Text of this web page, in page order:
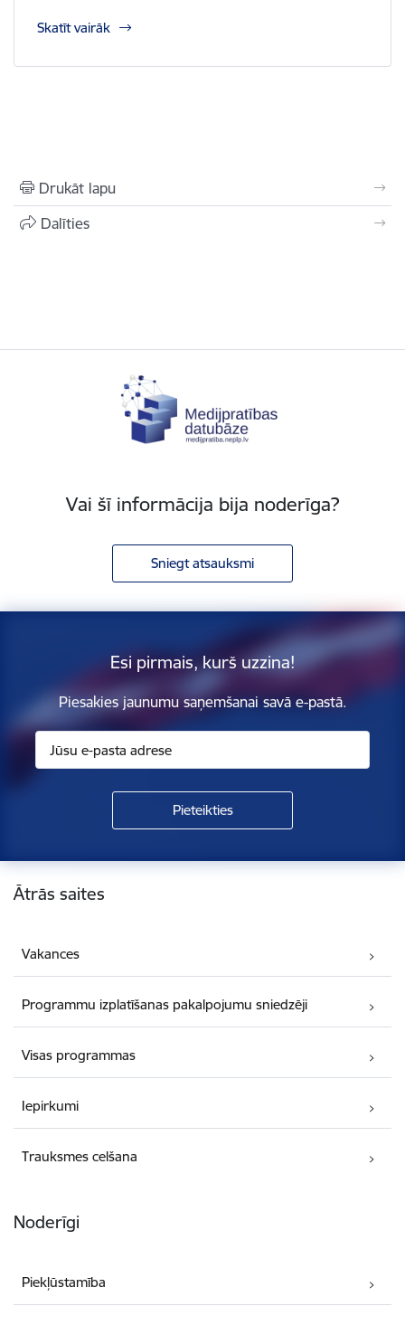
Skatīt vairāk
Drukāt lapu
Dalīties
Vai šī informācija bija noderīga?
Sniegt atsauksmi
Esi pirmais, kurš uzzina!
Piesakies jaunumu saņemšanai savā e-pastā.
Kājene
Ātrās saites
Vakances
Programmu izplatīšanas pakalpojumu sniedzēji
Visas programmas
Iepirkumi
Trauksmes celšana
Noderīgi
Piekļūstamība